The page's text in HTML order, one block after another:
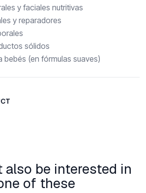
y faciales nutritivas
y reparadores
sólidos
bebés (en fórmulas suaves)
also be interested in
of these